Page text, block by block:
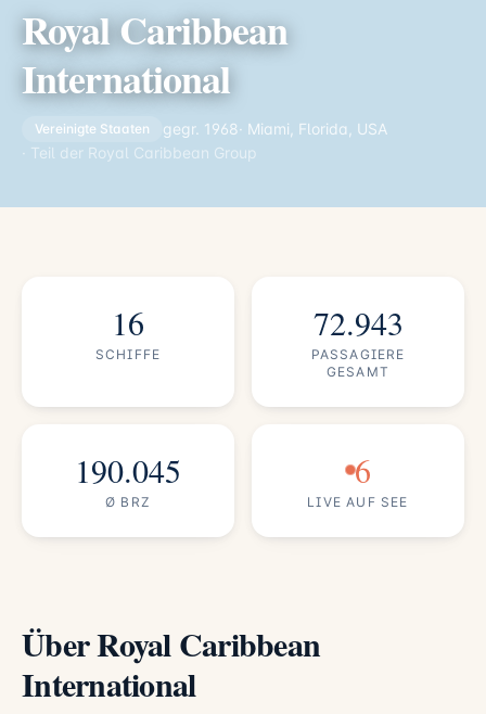
Royal Caribbean
International
Vereinigte Staaten gegr. 1968· Miami, Florida, USA
· Teil der Royal Caribbean Group
16
SCHIFFE
72.943
PASSAGIERE
GESAMT
190.045
Ø BRZ
6
LIVE AUF SEE
Über Royal Caribbean
International